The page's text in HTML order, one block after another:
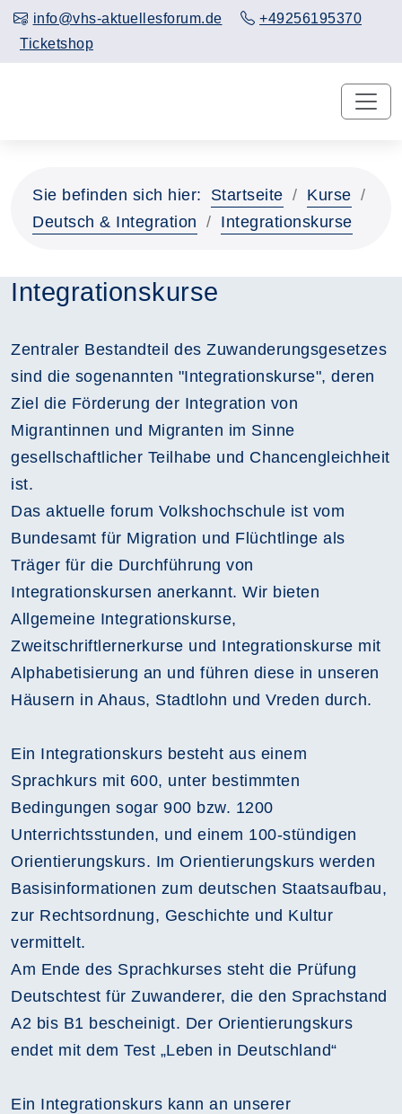
info@vhs-aktuellesforum.de
+49256195370
Ticketshop
Sie befinden sich hier: Startseite
Kurse
Deutsch & Integration
Integrationskurse
Integrationskurse
Zentraler Bestandteil des Zuwanderungsgesetzes
sind die sogenannten "Integrationskurse", deren
Ziel die Förderung der Integration von
Migrantinnen und Migranten im Sinne
gesellschaftlicher Teilhabe und Chancengleichheit
ist.
Das aktuelle forum Volkshochschule ist vom
Bundesamt für Migration und Flüchtlinge als
Träger für die Durchführung von
Integrationskursen anerkannt. Wir bieten
Allgemeine Integrationskurse,
Zweitschriftlernerkurse und Integrationskurse mit
Alphabetisierung an und führen diese in unseren
Häusern in Ahaus, Stadtlohn und Vreden durch.
Ein Integrationskurs besteht aus einem
Sprachkurs mit 600, unter bestimmten
Bedingungen sogar 900 bzw. 1200
Unterrichtsstunden, und einem 100-stündigen
Orientierungskurs. Im Orientierungskurs werden
Basisinformationen zum deutschen Staatsaufbau,
zur Rechtsordnung, Geschichte und Kultur
vermittelt.
Am Ende des Sprachkurses steht die Prüfung
Deutschtest für Zuwanderer, die den Sprachstand
A2 bis B1 bescheinigt. Der Orientierungskurs
endet mit dem Test „Leben in Deutschland“
Ein Integrationskurs kann an unserer